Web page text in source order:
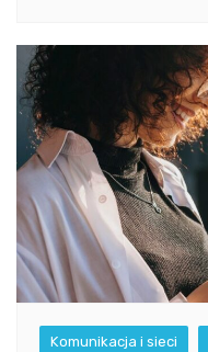
Komunikacja i sieci